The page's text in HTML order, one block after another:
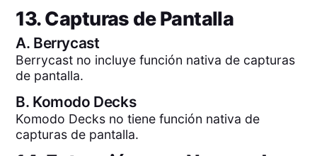
13. Capturas de Pantalla
A. Berrycast
Berrycast no incluye función nativa de capturas
de pantalla.
B. Komodo Decks
Komodo Decks no tiene función nativa de
capturas de pantalla.